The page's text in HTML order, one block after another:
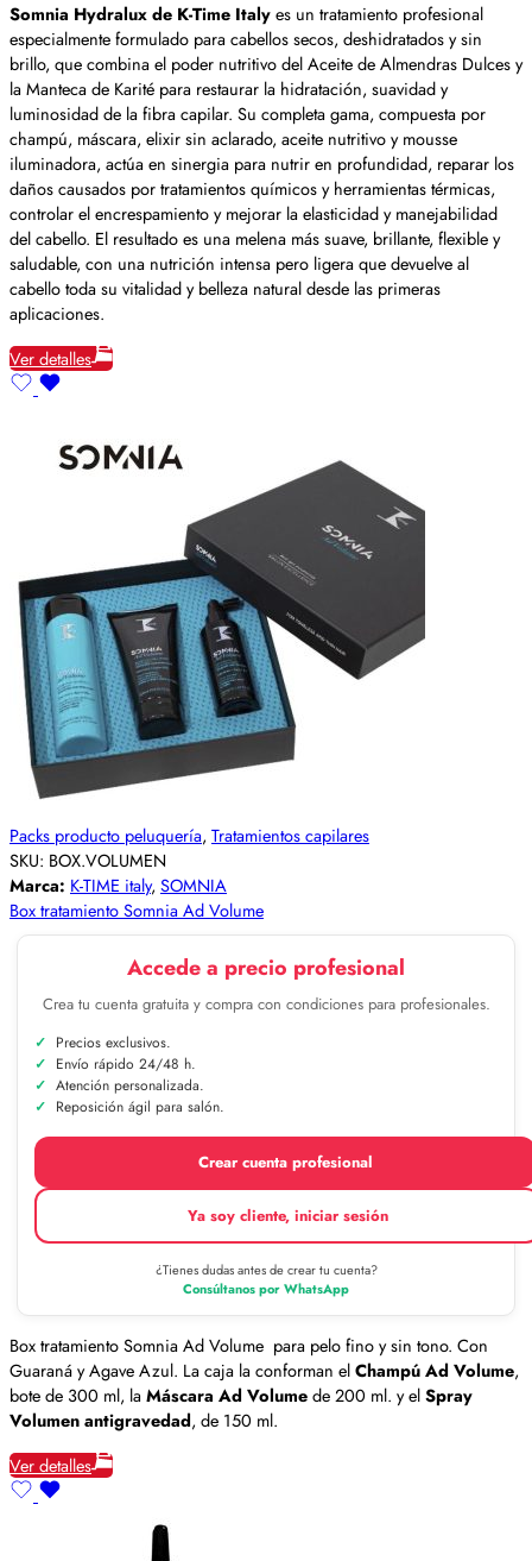
Somnia Hydralux de K-Time Italyes un tratamiento profesional
especialmente formulado para cabellos secos, deshidratados y sin
brillo, que combina el poder nutritivo del Aceite de Almendras Dulces y
la Manteca de Karité para restaurar la hidratación, suavidad y
luminosidad de la fibra capilar. Su completa gama, compuesta por
champú, máscara, elixir sin aclarado, aceite nutritivo y mousse
iluminadora, actúa en sinergia para nutrir en profundidad, reparar los
daños causados por tratamientos químicos y herramientas térmicas,
controlar el encrespamiento y mejorar la elasticidad y manejabilidad
del cabello. El resultado es una melena más suave, brillante, flexible y
saludable, con una nutrición intensa pero ligera que devuelve al
cabello toda su vitalidad y belleza natural desde las primeras
aplicaciones.
Ver detalles
Packs producto peluquería, Tratamientos capilares
SKU: BOX.VOLUMEN
Marca: K-TIME italy, SOMNIA
Box tratamiento Somnia Ad Volume
Accede a precio profesional
Crea tu cuenta gratuita y compra con condiciones para profesionales.
Precios exclusivos.
Envío rápido 24/48 h.
Atención personalizada.
Reposición ágil para salón.
Crear cuenta profesional
Ya soy cliente, iniciar sesión
¿Tienes dudas antes de crear tu cuenta?
Consúltanos por WhatsApp
Box tratamiento Somnia Ad Volume para pelo fino y sin tono. Con
Guaraná y Agave Azul. La caja la conforman elChampú Ad Volume,
bote de 300 ml, laMáscara Ad Volumede 200 ml. y elSpray
Volumen antigravedad, de 150 ml.
Ver detalles